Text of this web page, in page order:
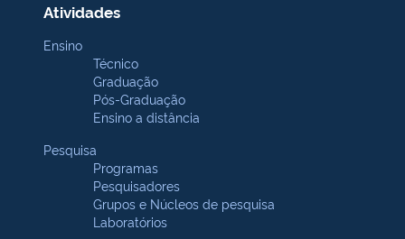
Atividades
Ensino
Técnico
Graduação
Pós-Graduação
Ensino a distância
Pesquisa
Programas
Pesquisadores
Grupos e Núcleos de pesquisa
Laboratórios